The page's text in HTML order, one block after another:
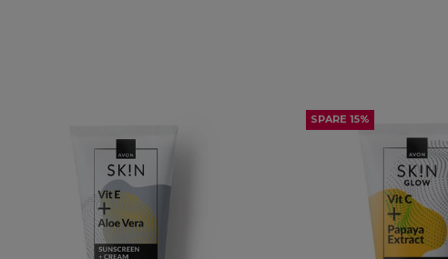
SPARE 15%